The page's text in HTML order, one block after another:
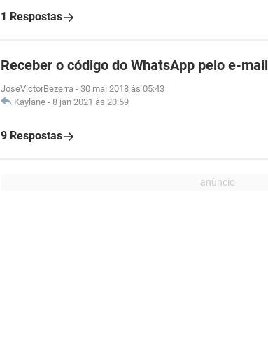
1 Respostas
Receber o código do WhatsApp pelo e-mail
JoseVictorBezerra - 30 mai 2018 às 05:43
Kaylane - 8 jan 2021 às 20:59
9 Respostas